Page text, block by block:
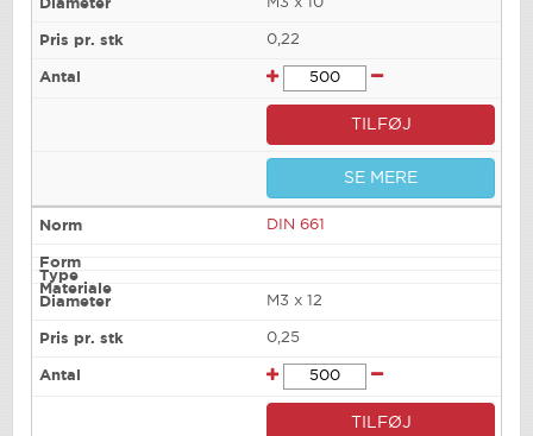
0,22
TILFØJ
SE MERE
DIN 661
M3 x 12
0,25
TILFØJ